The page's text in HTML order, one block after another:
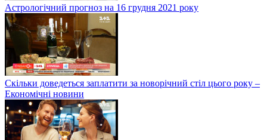
Астрологічний прогноз на 16 грудня 2021 року
Скільки доведеться заплатити за новорічний стіл цього року –
Економічні новини